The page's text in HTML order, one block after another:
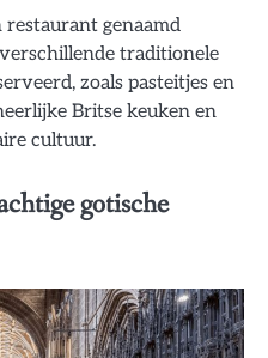
restaurant genaamd
traditionele
zoals pasteitjes en
Britse keuken en
cultuur.
gotische